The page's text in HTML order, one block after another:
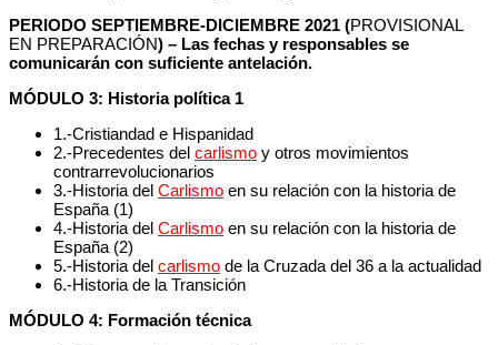
PERIODO SEPTIEMBRE-DICIEMBRE 2021 (PROVISIONAL
EN PREPARACIÓN) – Las fechas y responsables se
comunicarán con suficiente antelación.
MÓDULO 3: Historia política 1
1.-Cristiandad e Hispanidad
2.-Precedentes del carlismo y otros movimientos
contrarrevolucionarios
3.-Historia del Carlismo en su relación con la historia de
España (1)
4.-Historia del Carlismo en su relación con la historia de
España (2)
5.-Historia del carlismo de la Cruzada del 36 a la actualidad
6.-Historia de la Transición
MÓDULO 4: Formación técnica